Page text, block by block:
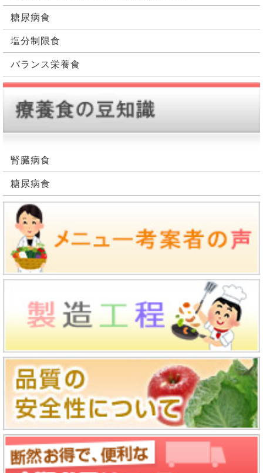
糖尿病食
塩分制限食
バランス栄養食
腎臓病食
糖尿病食